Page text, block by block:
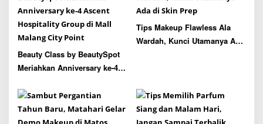
Beauty Class by BeautySpot
Meriahkan Anniversary ke-4
Mall Malang City Point
Tips Makeup Flawless Ala
Wardah, Kunci Utamanya Ada